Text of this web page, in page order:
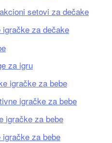
setovi za dečake
igračke za dečake
za igru
igračke za bebe
igračke za bebe
igračke za bebe
igračke za bebe